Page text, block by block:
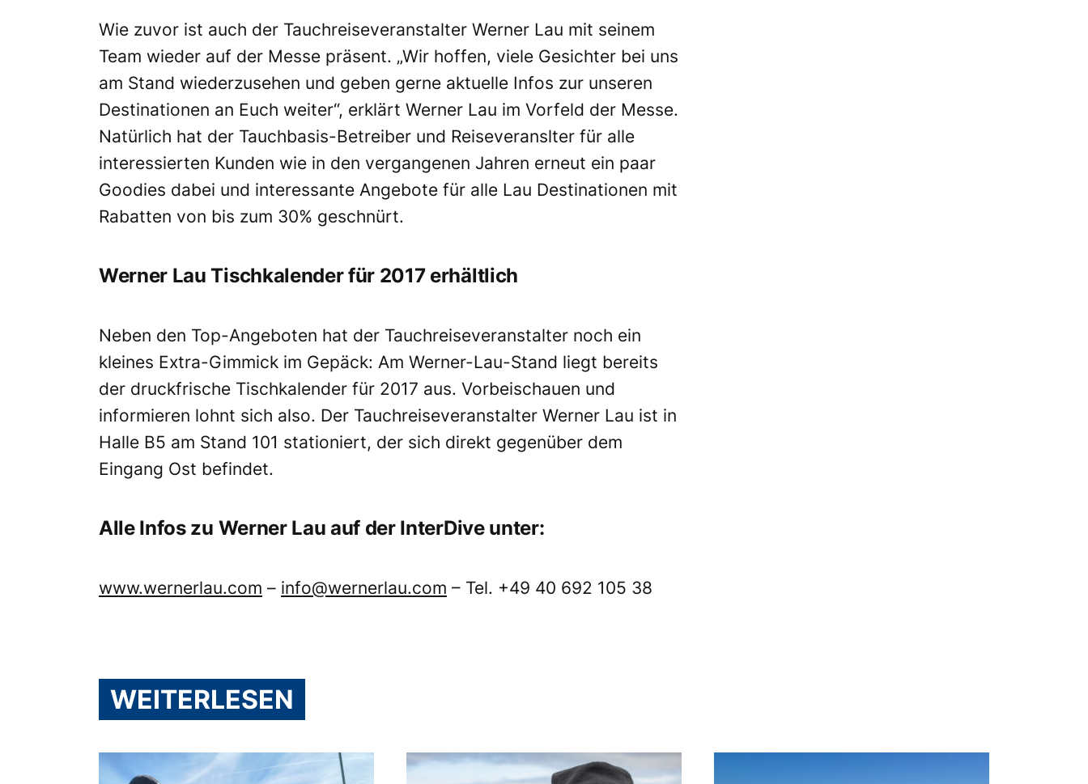
Wie zuvor ist auch der Tauchreiseveranstalter Werner Lau mit seinem
Team wieder auf der Messe präsent. „Wir hoffen, viele Gesichter bei uns
am Stand wiederzusehen und geben gerne aktuelle Infos zur unseren
Destinationen an Euch weiter“, erklärt Werner Lau im Vorfeld der Messe.
Natürlich hat der Tauchbasis-Betreiber und Reiseveranslter für alle
interessierten Kunden wie in den vergangenen Jahren erneut ein paar
Goodies dabei und interessante Angebote für alle Lau Destinationen mit
Rabatten von bis zum 30% geschnürt.
Werner Lau Tischkalender für 2017 erhältlich
Neben den Top-Angeboten hat der Tauchreiseveranstalter noch ein
kleines Extra-Gimmick im Gepäck: Am Werner-Lau-Stand liegt bereits
der druckfrische Tischkalender für 2017 aus. Vorbeischauen und
informieren lohnt sich also. Der Tauchreiseveranstalter Werner Lau ist in
Halle B5 am Stand 101 stationiert, der sich direkt gegenüber dem
Eingang Ost befindet.
Alle Infos zu Werner Lau auf der InterDive unter:
www.wernerlau.com – info@wernerlau.com – Tel. +49 40 692 105 38
WEITERLESEN